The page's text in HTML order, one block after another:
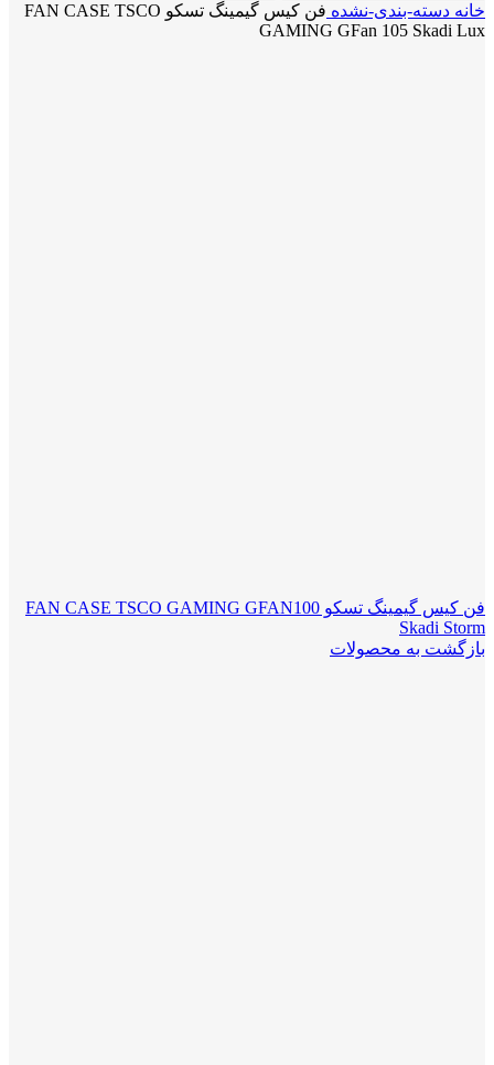
خانه دسته-بندی-نشده
فن کیس گیمینگ تسکو FAN CASE TSCO
GAMING GFan 105 Skadi Lux
فن کیس گیمینگ تسکو FAN CASE TSCO GAMING GFAN100
Skadi Storm
بازگشت به محصولات